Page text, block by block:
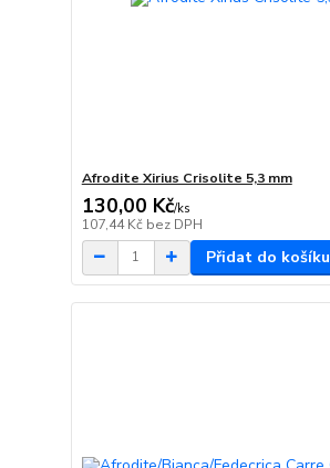
Afrodite Xirius Crisolite 5,3 mm
130,00 Kč/ks
107,44 Kč bez DPH
Přidat do košíku